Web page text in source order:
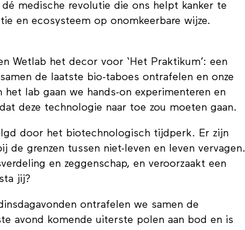
medische revolutie die ons helpt kanker te
en ecosysteem op onomkeerbare wijze.
Wetlab het decor voor ‘Het Praktikum’: een
de laatste bio-taboes ontrafelen en onze
lab gaan we hands-on experimenteren en
deze technologie naar toe zou moeten gaan.
door het biotechnologisch tijdperk. Er zijn
de grenzen tussen niet-leven en leven vervagen.
en zeggenschap, en veroorzaakt een
jij?
ontrafelen we samen de
avond komende uiterste polen aan bod en is